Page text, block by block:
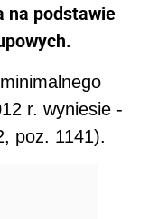
na podstawie
r. wyniesie -
poz. 1141).